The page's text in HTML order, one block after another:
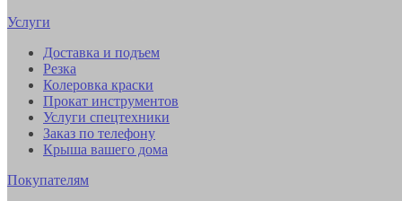
Услуги
Доставка и подъем
Резка
Колеровка краски
Прокат инструментов
Услуги спецтехники
Заказ по телефону
Крыша вашего дома
Покупателям